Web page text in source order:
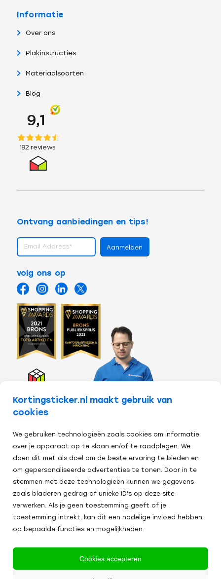
Kortingsticker.nl maakt gebruik van
cookies
We gebruiken technologieën zoals cookies om informatie
over je apparaat op te slaan en/of te raadplegen. We
doen dit met als doel om de beste ervaring te bieden en
om gepersonaliseerde advertenties te tonen. Door in te
stemmen met deze technologieën kunnen we gegevens
zoals bladeren gedrag of unieke ID's op deze site
verwerken. Als je geen toestemming geeft of je
toestemming intrekt, kan dit een nadelige invloed hebben
op bepaalde functies en mogelijkheden.
Cookies accepteren
Informatie
Over ons
Plakinstructies
Materiaalsoorten
Blog
Ontvang aanbiedingen en tips!
volg ons op
Alle
prijzen zijn excl. BTW Algemene Voorwaarden Cookies
2024